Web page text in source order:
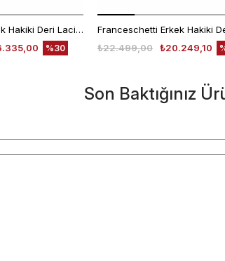
Mocassini Erkek Hakiki Deri Lacivert Spor & Sneaker Ayakkabı
%30
₺20.249,10
₺22.499,00
Son Baktığınız